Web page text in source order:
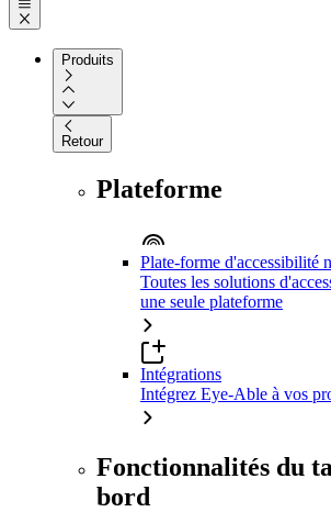
Produits
Retour
Plateforme
Plate-forme d'accessibilité
Toutes les solutions
une seule plateforme
Intégrations
Intégrez Eye-Able à vos
Fonctionnalités du
bord